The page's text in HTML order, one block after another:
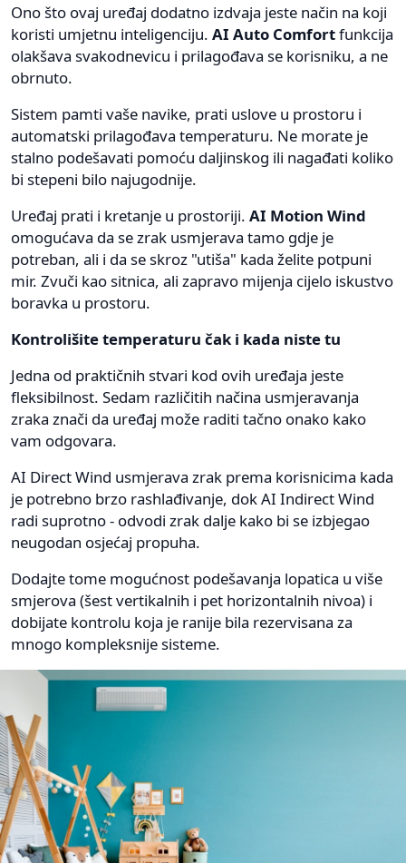
Ono što ovaj uređaj dodatno izdvaja jeste način na koji
koristi umjetnu inteligenciju. AI Auto Comfortfunkcija
olakšava svakodnevicu i prilagođava se korisniku, a ne
obrnuto.
Sistem pamti vaše navike, prati uslove u prostoru i
automatski prilagođava temperaturu. Ne morate je
stalno podešavati pomoću daljinskog ili nagađati koliko
bi stepeni bilo najugodnije.
Uređaj prati i kretanje u prostoriji. AI Motion Wind
omogućava da se zrak usmjerava tamo gdje je
potreban, ali i da se skroz "utiša" kada želite potpuni
mir. Zvuči kao sitnica, ali zapravo mijenja cijelo iskustvo
boravka u prostoru.
Kontrolišite temperaturu čak i kada niste tu
Jedna od praktičnih stvari kod ovih uređaja jeste
fleksibilnost. Sedam različitih načina usmjeravanja
zraka znači da uređaj može raditi tačno onako kako
vam odgovara.
AI Direct Wind usmjerava zrak prema korisnicima kada
je potrebno brzo rashlađivanje, dok AI Indirect Wind
radi suprotno - odvodi zrak dalje kako bi se izbjegao
neugodan osjećaj propuha.
Dodajte tome mogućnost podešavanja lopatica u više
smjerova (šest vertikalnih i pet horizontalnih nivoa) i
dobijate kontrolu koja je ranije bila rezervisana za
mnogo kompleksnije sisteme.